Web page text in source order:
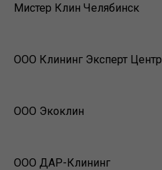
Мистер Клин Челябинск
ООО Клининг Эксперт Центр
ООО Экоклин
ООО ДАР-Клининг